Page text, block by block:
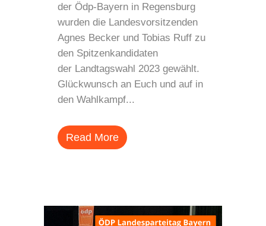
der Ödp-Bayern in Regensburg
wurden die Landesvorsitzenden
Agnes Becker und Tobias Ruff zu
den Spitzenkandidaten
der Landtagswahl 2023 gewählt.
Glückwunsch an Euch und auf in
den Wahlkampf...
Read More